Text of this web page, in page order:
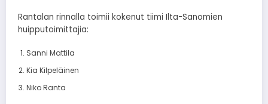
Rantalan rinnalla toimii kokenut tiimi Ilta-Sanomien
huipputoimittajia:
Sanni Mattila
Kia Kilpeläinen
Niko Ranta